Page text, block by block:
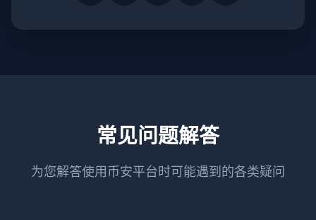
常见问题解答
为您解答使用币安平台时可能遇到的各类疑问